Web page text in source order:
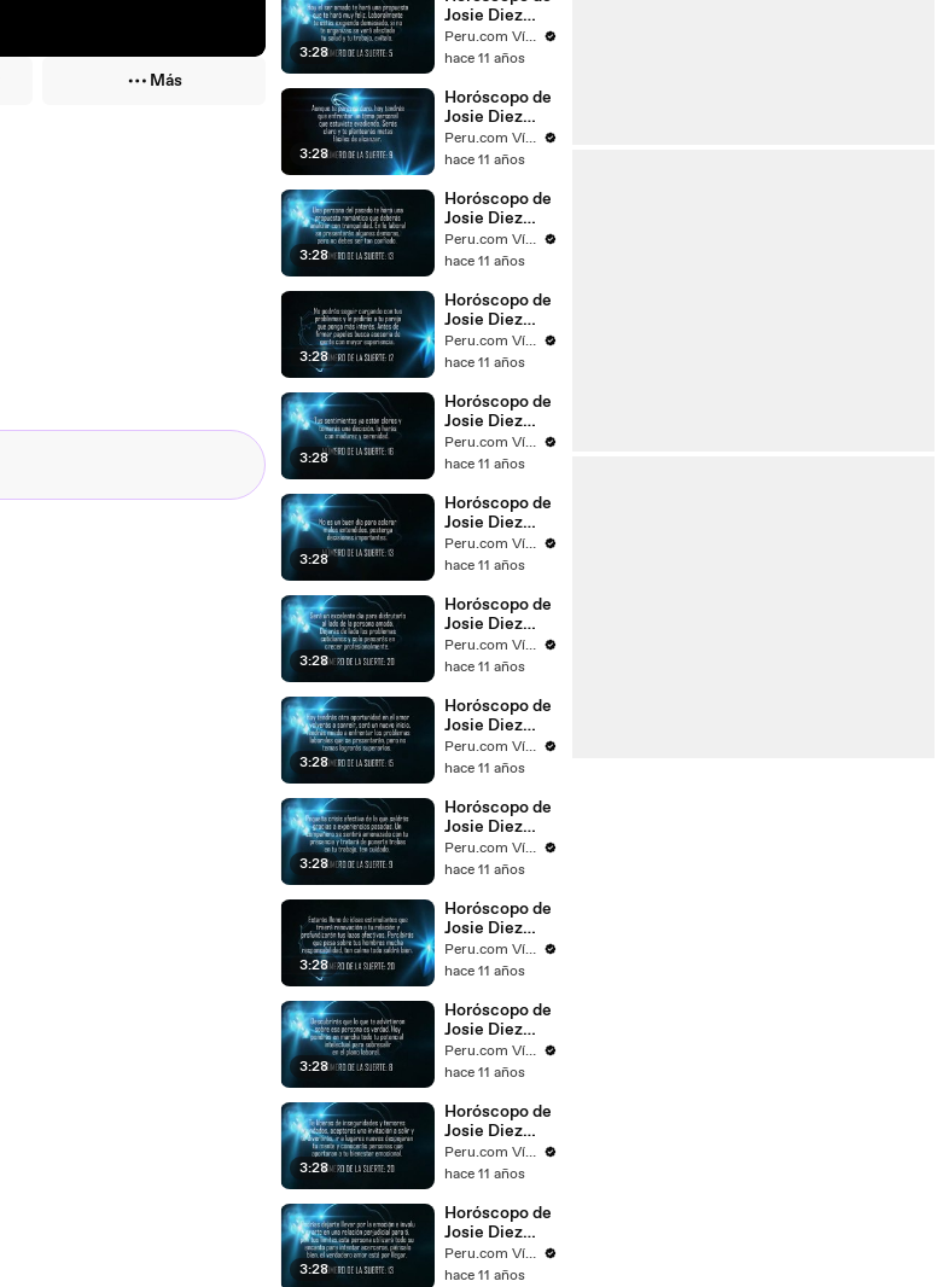
Más
3:28
Josie Diez
Canseco para
el día 07 de
2015
Peru.com Vídeos
hace 11 años
3:28
Horóscopo de
Josie Diez
Canseco para
el día 25 de
2015
Peru.com Vídeos
hace 11 años
3:28
Horóscopo de
Josie Diez
Canseco para
el día 24 de
2015
Peru.com Vídeos
hace 11 años
3:28
Horóscopo de
Josie Diez
Canseco para
el día 23 de
2015
Peru.com Vídeos
hace 11 años
3:28
Horóscopo de
Josie Diez
Canseco para
el día 22 de
2015
Peru.com Vídeos
hace 11 años
3:28
Horóscopo de
Josie Diez
Canseco para
el día 21 de
2015
Peru.com Vídeos
hace 11 años
3:28
Horóscopo de
Josie Diez
Canseco para
el día 20 de
2015
Peru.com Vídeos
hace 11 años
3:28
Horóscopo de
Josie Diez
Canseco para
el día 19 de
2015
Peru.com Vídeos
hace 11 años
3:28
Horóscopo de
Josie Diez
Canseco para
el día 18 de
2015
Peru.com Vídeos
hace 11 años
3:28
Horóscopo de
Josie Diez
Canseco para
el día 17 de
2015
Peru.com Vídeos
hace 11 años
3:28
Horóscopo de
Josie Diez
Canseco para
el día 16 de
2015
Peru.com Vídeos
hace 11 años
3:28
Horóscopo de
Josie Diez
Canseco para
el día 15 de
2015
Peru.com Vídeos
hace 11 años
3:28
Horóscopo de
Josie Diez
Canseco para
el día 14 de
Peru.com Vídeos
hace 11 años